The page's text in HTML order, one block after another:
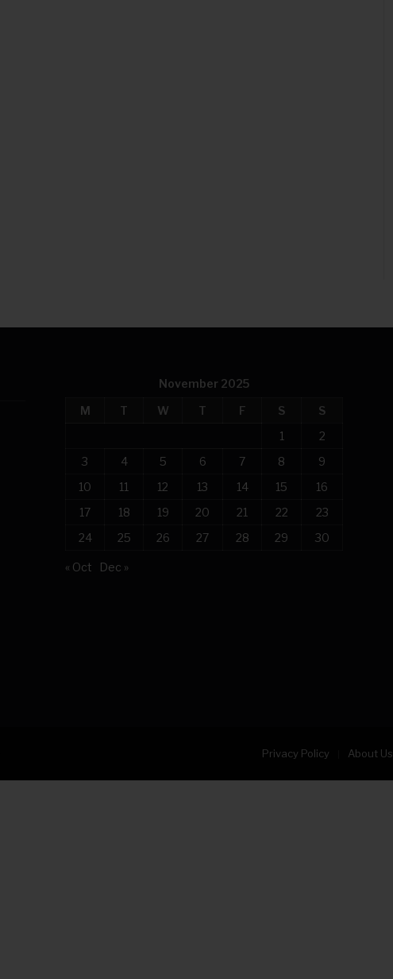
November 2025
M
T W T F S
S
1
2
3
4 5 6 7 8
9
10
11 12 13 14 15
16
17
18 19 20 21 22
23
24
25 26 27 28 29 30
« Oct Dec »
Privacy Policy About Us